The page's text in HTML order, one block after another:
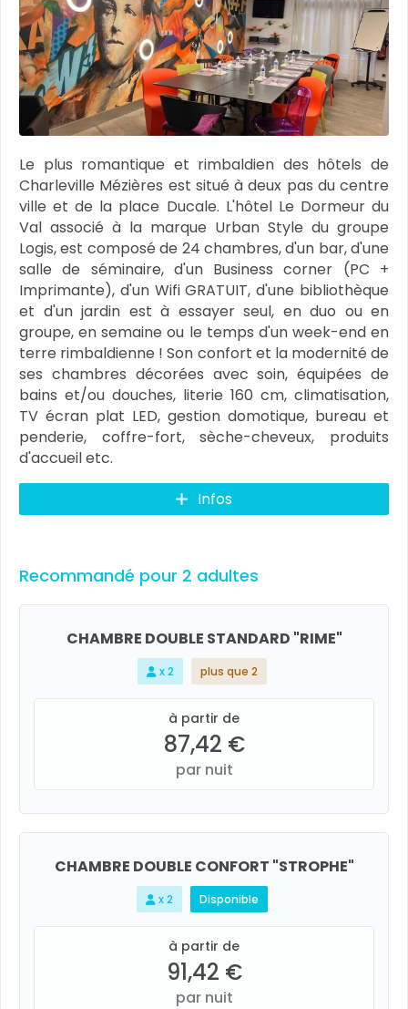
Le plus romantique et rimbaldien des hôtels de
Charleville Mézières est situé à deux pas du centre
ville et de la place Ducale. L'hôtel Le Dormeur du
Val associé à la marque Urban Style du groupe
Logis, est composé de 24 chambres, d'un bar, d'une
salle de séminaire, d'un Business corner (PC +
Imprimante), d'un Wifi GRATUIT, d'une bibliothèque
et d'un jardin est à essayer seul, en duo ou en
groupe, en semaine ou le temps d'un week-end en
terre rimbaldienne ! Son confort et la modernité de
ses chambres décorées avec soin, équipées de
bains et/ou douches, literie 160 cm, climatisation,
TV écran plat LED, gestion domotique, bureau et
penderie, coffre-fort, sèche-cheveux, produits
d'accueil etc.
Infos
Recommandé pour 2 adultes
CHAMBRE DOUBLE STANDARD "RIME"
x 2 plus que 2
à partir de
87,42 €
par nuit
CHAMBRE DOUBLE CONFORT "STROPHE"
x 2 Disponible
à partir de
91,42 €
par nuit